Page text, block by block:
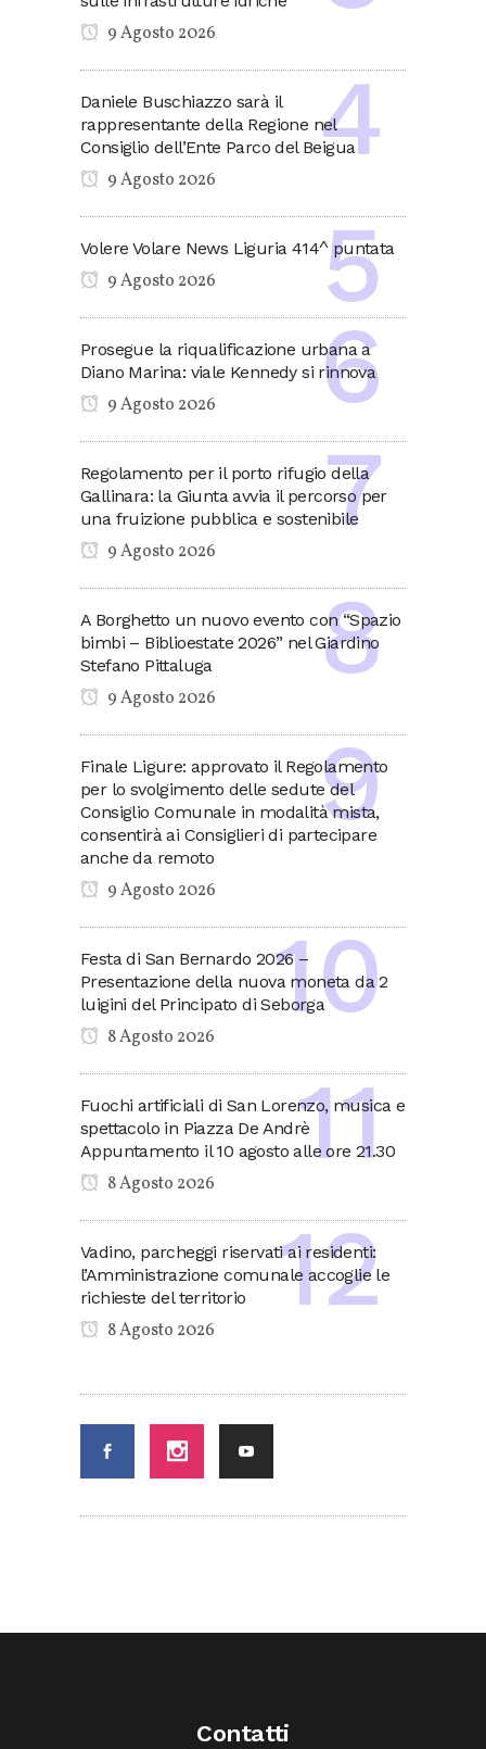
9 Agosto 2026
Daniele Buschiazzo sarà il
rappresentante della Regione nel
Consiglio dell’Ente Parco del Beigua
9 Agosto 2026
Volere Volare News Liguria 414^ puntata
9 Agosto 2026
Prosegue la riqualificazione urbana a
Diano Marina: viale Kennedy si rinnova
9 Agosto 2026
Regolamento per il porto rifugio della
Gallinara: la Giunta avvia il percorso per
una fruizione pubblica e sostenibile
9 Agosto 2026
A Borghetto un nuovo evento con “Spazio
bimbi – Biblioestate 2026” nel Giardino
Stefano Pittaluga
9 Agosto 2026
Finale Ligure: approvato il Regolamento
per lo svolgimento delle sedute del
Consiglio Comunale in modalità mista,
consentirà ai Consiglieri di partecipare
anche da remoto
9 Agosto 2026
Festa di San Bernardo 2026 –
Presentazione della nuova moneta da 2
luigini del Principato di Seborga
8 Agosto 2026
Fuochi artificiali di San Lorenzo, musica e
spettacolo in Piazza De Andrè
Appuntamento il 10 agosto alle ore 21.30
8 Agosto 2026
Vadino, parcheggi riservati ai residenti:
l’Amministrazione comunale accoglie le
richieste del territorio
8 Agosto 2026
Contatti